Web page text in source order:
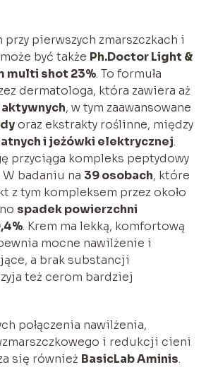
przy pierwszych zmarszczkach i
być także Ph.Doctor Light &
multi shot 23%. To formuła
dermatologa, która zawiera aż
aktywnych, w tym zaawansowane
oraz ekstrakty roślinne, między
i jeżówki elektrycznej.
przyciąga kompleks peptydowy
W badaniu na 39 osobach, które
z tym kompleksem przez około
spadek powierzchni
. Krem ma lekką, komfortową
mocne nawilżenie i
a brak substancji
też cerom bardziej
połączenia nawilżenia,
i redukcji cieni
się również BasicLab Aminis.